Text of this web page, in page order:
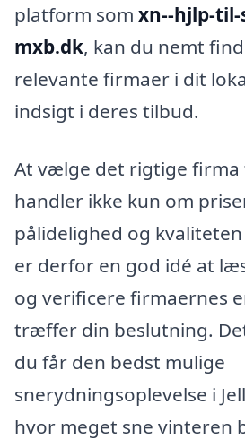
platform som xn--hjlp-
mxb.dk, kan du nemt
relevante firmaer i dit
indsigt i deres tilbud.
At vælge det rigtige firma
handler ikke kun om
pålidelighed og
er derfor en god idé at
og verificere firmaernes
træffer din beslutning.
du får den bedst mulige
snerydningsoplevelse i
hvor meget sne vinteren